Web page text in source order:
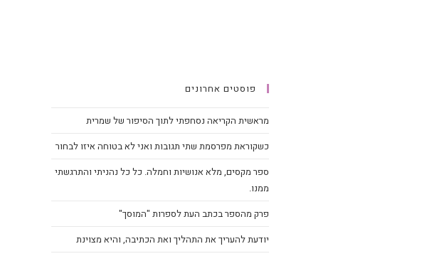
פוסטים אחרונים
מראשית הקריאה נסחפתי לתוך הסיפור של שמרית
כשקוראת מפרסמת שתי תגובות ואני לא בטוחה איזו לבחור
ספר מקסים, מלא אנושיות וחמלה. כל כל נהניתי והתרגשתי
ממנו.
פרק מהספר בכתב העת לספרות "המוסך"
יודעת להעריך את התהליך ואת הכתיבה, והיא מצוינת